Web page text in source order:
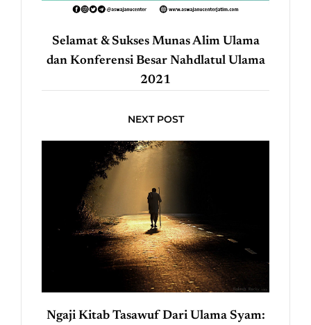
Selamat & Sukses Munas Alim Ulama
dan Konferensi Besar Nahdlatul Ulama
2021
NEXT POST
Ngaji Kitab Tasawuf Dari Ulama Syam: